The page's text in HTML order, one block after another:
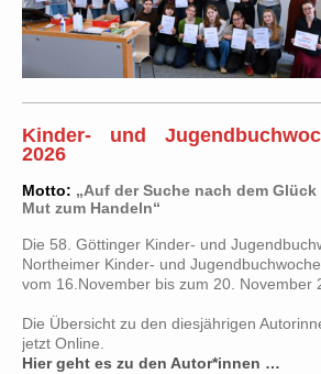
Kinder- und
2026
Motto: „Auf der Suche nach dem Glück
Mut zum Handeln“
Die 58. Göttinger Kinder- und
Northeimer Kinder- und
vom 16.November bis zum 20. November
Die Übersicht zu den diesjährigen
jetzt Online.
Hier geht es zu den Autor*innen …